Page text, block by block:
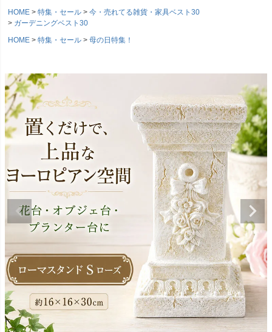
HOME
特集・セール
今・売れてる雑貨・家具ベスト30
ガーデニングベスト30
HOME
特集・セール 母の日特集！